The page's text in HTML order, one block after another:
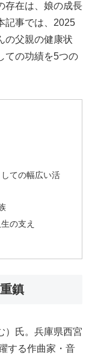
存在は、娘の成長
記事では、2025
の父親の健康状
ての功績を5つの
ての幅広い活
の支え
鎮
）氏。兵庫県西宮
する作曲家・音